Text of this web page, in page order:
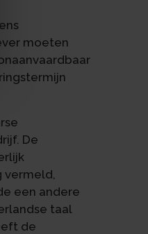
moeten
De
een andere
taal
de